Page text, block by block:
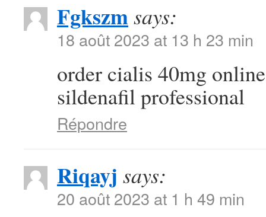
Fgkszmsays:
18 août 2023 at 13 h 23 min
order cialis 40mg
sildenafil professional
Répondre
Riqayj says:
20 août 2023 at 1 h 49 min